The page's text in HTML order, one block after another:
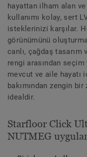
hayattan ilham alan
kullanımı kolay, sert
isteklerinizi karşılar.
görünümünü
canlı, çağdaş tasarım
rengi arasından
mevcut ve aile hayatı
bakımından zengin
idealdir.
Starfloor Click
NUTMEG